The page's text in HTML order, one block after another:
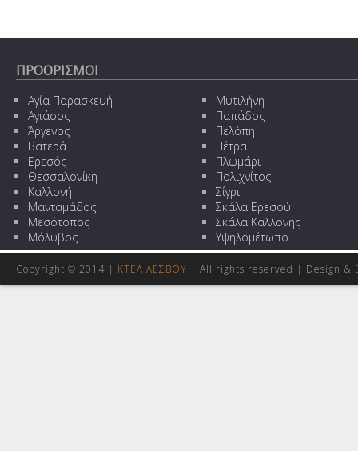
ΠΡΟΟΡΙΣΜΟΙ
Αγία Παρασκευή
Αγιάσος
Άργενος
Βατερά
Ερεσός
Θεσσαλονίκη
Καλλονή
Μανταμάδος
Μεσότοπος
Μόλυβος
Μυτιλήνη
Παπάδος
Πελόπη
Πέτρα
Πλωμάρι
Πολιχνίτος
Σίγρι
Σκάλα Ερεσού
Σκάλα Καλλονής
Υψηλομέτωπο
Copyright © 2014 | ΚΤΕΛ ΛΕΣΒΟΥ | All rights reserved | Design &